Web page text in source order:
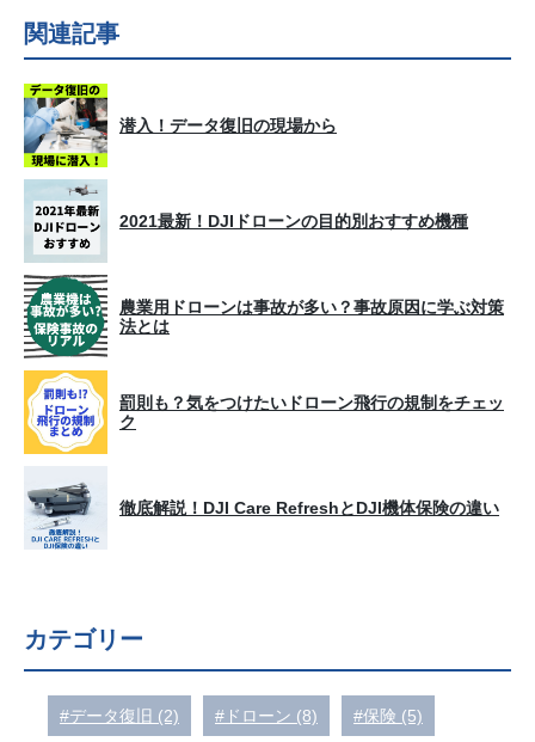
関連記事
潜入！データ復旧の現場から
2021最新！DJIドローンの目的別おすすめ機種
農業用ドローンは事故が多い？事故原因に学ぶ対策
法とは
罰則も？気をつけたいドローン飛行の規制をチェッ
ク
徹底解説！DJI Care RefreshとDJI機体保険の違い
カテゴリー
#データ復旧 (2) #ドローン (8) #保険 (5)